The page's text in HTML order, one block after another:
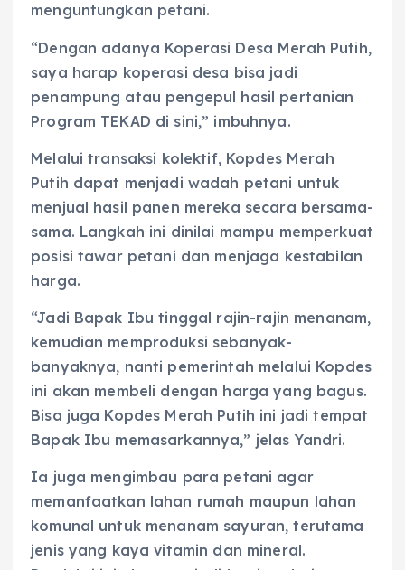
menguntungkan petani.
“Dengan adanya Koperasi Desa Merah Putih,
saya harap koperasi desa bisa jadi
penampung atau pengepul hasil pertanian
Program TEKAD di sini,” imbuhnya.
Melalui transaksi kolektif, Kopdes Merah
Putih dapat menjadi wadah petani untuk
menjual hasil panen mereka secara bersama-
sama. Langkah ini dinilai mampu memperkuat
posisi tawar petani dan menjaga kestabilan
harga.
“Jadi Bapak Ibu tinggal rajin-rajin menanam,
kemudian memproduksi sebanyak-
banyaknya, nanti pemerintah melalui Kopdes
ini akan membeli dengan harga yang bagus.
Bisa juga Kopdes Merah Putih ini jadi tempat
Bapak Ibu memasarkannya,” jelas Yandri.
Ia juga mengimbau para petani agar
memanfaatkan lahan rumah maupun lahan
komunal untuk menanam sayuran, terutama
jenis yang kaya vitamin dan mineral.